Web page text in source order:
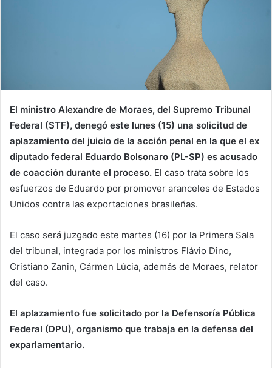
El ministro Alexandre de Moraes, del Supremo Tribunal
Federal (STF), denegó este lunes (15) una solicitud de
aplazamiento del juicio de la acción penal en la que el ex
diputado federal Eduardo Bolsonaro (PL-SP) es acusado
de coacción durante el proceso. El caso trata sobre los
esfuerzos de Eduardo por promover aranceles de Estados
Unidos contra las exportaciones brasileñas.
El caso será juzgado este martes (16) por la Primera Sala
del tribunal, integrada por los ministros Flávio Dino,
Cristiano Zanin, Cármen Lúcia, además de Moraes, relator
del caso.
El aplazamiento fue solicitado por la Defensoría Pública
Federal (DPU), organismo que trabaja en la defensa del
exparlamentario.